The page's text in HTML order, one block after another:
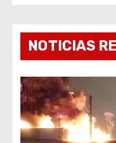
a
c
i
NOTICIAS